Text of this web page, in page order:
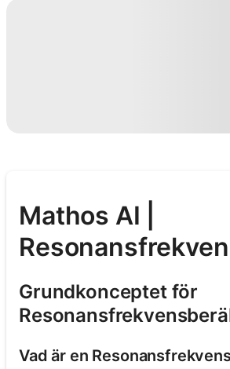
Mathos AI |
Grundkonceptet för
Vad är en